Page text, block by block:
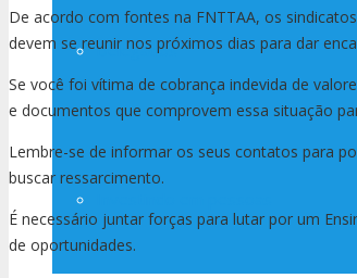
Delegados
De acordo com fontes na FNTTAA, os
devem se reunir nos próximos dias para dar
Se você foi vítima de cobrança indevida de
e documentos que comprovem essa situação
Lembre-se de informar os seus contatos para
buscar ressarcimento.
É necessário juntar forças para lutar por um
de oportunidades.